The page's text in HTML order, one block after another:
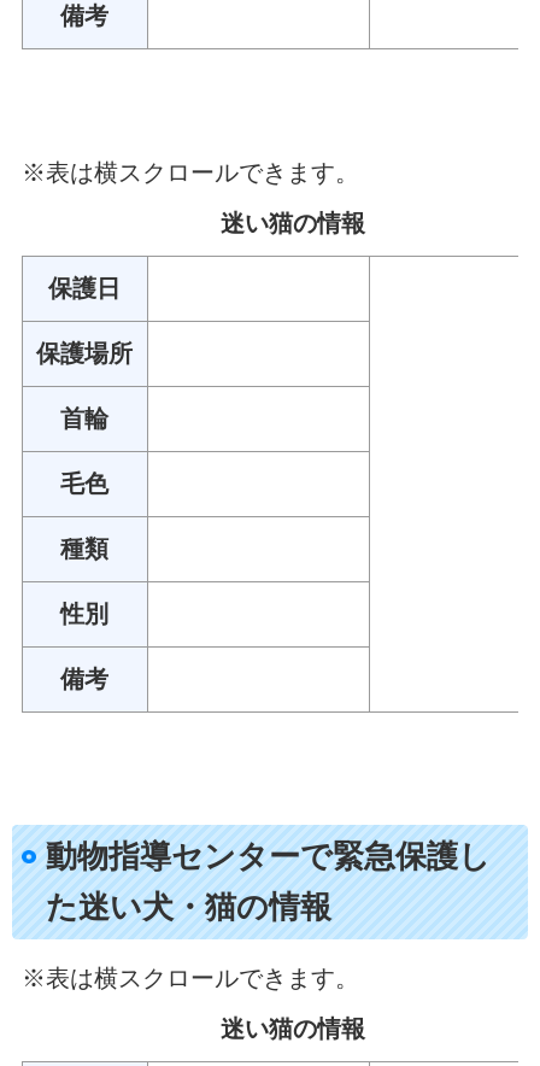
備考
※表は横スクロールできます。
迷い猫の情報
保護日
保護場所
首輪
毛色
種類
性別
備考
動物指導センターで緊急保護し
た迷い犬・猫の情報
※表は横スクロールできます。
迷い猫の情報